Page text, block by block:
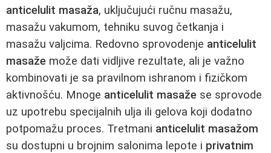
anticelulit masaža, uključujući ručnu masažu,
masažu vakumom, tehniku suvog četkanja i
masažu valjcima. Redovno sprovodenje anticelulit
masaže može dati vidljive rezultate, ali je važno
kombinovati je sa pravilnom ishranom i fizičkom
aktivnošću. Mnoge anticelulit masaže se sprovode
uz upotrebu specijalnih ulja ili gelova koji dodatno
potpomažu proces. Tretmani anticelulit masažom
su dostupni u brojnim salonima lepote i privatnim